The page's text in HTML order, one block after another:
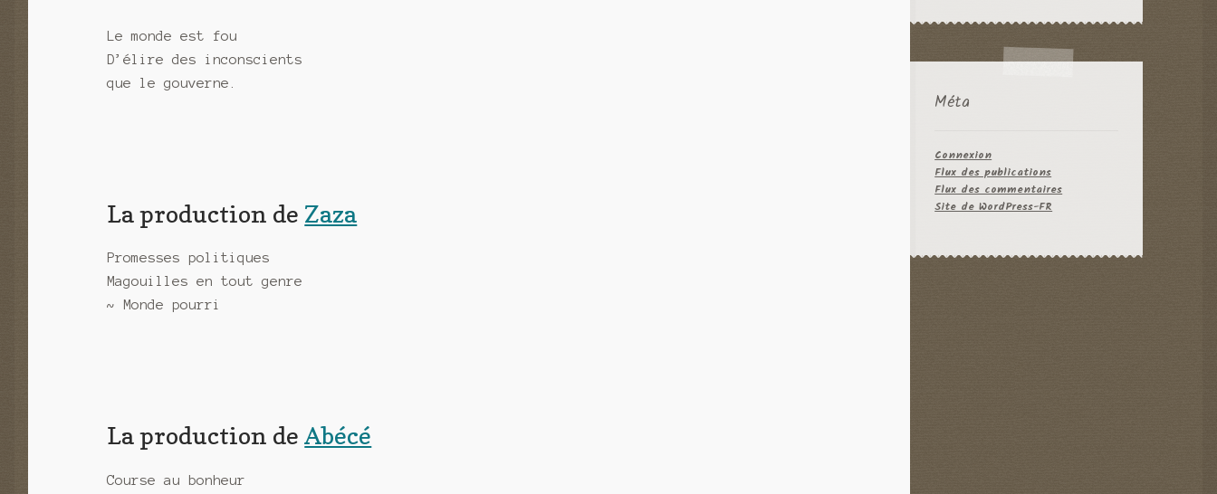
Le monde est fou
D’élire des inconscients
que le gouverne.
La production de Zaza
Promesses politiques
Magouilles en tout genre
~ Monde pourri
La production deAbécé
Course au bonheur
Méta
Connexion
Flux des publications
Flux des commentaires
Site de WordPress-FR